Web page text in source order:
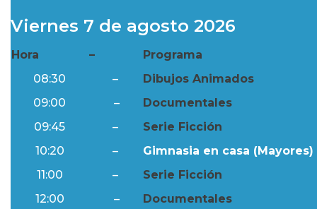
Viernes 7 de agosto 2026
Hora –
Programa
08:30
–
Dibujos Animados
09:00
–
Documentales
09:45
–
Serie Ficción
10:20
–
Gimnasia en casa (Mayores)
11:00
–
Serie Ficción
12:00
–
Documentales